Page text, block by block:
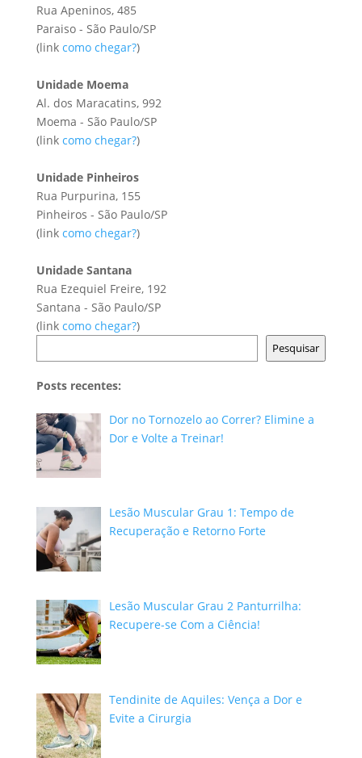
Rua Apeninos, 485
Paraiso - São Paulo/SP
(link como chegar?)
Unidade Moema
Al. dos Maracatins, 992
Moema - São Paulo/SP
(link como chegar?)
Unidade Pinheiros
Rua Purpurina, 155
Pinheiros - São Paulo/SP
(link como chegar?)
Unidade Santana
Rua Ezequiel Freire, 192
Santana - São Paulo/SP
(link como chegar?)
Pesquisar
Posts recentes:
Dor no Tornozelo ao Correr? Elimine a
Dor e Volte a Treinar!
Lesão Muscular Grau 1: Tempo de
Recuperação e Retorno Forte
Lesão Muscular Grau 2 Panturrilha:
Recupere-se Com a Ciência!
Tendinite de Aquiles: Vença a Dor e
Evite a Cirurgia